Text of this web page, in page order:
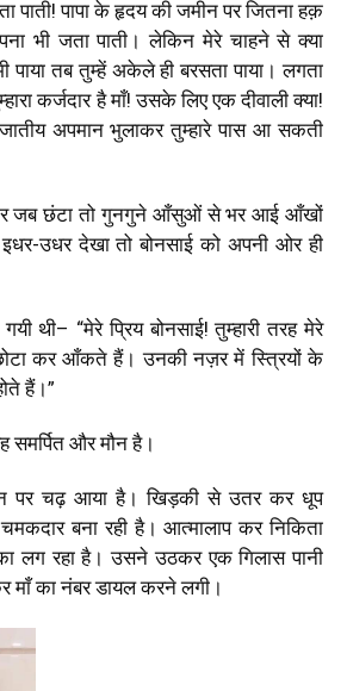
पाती! पापा के हृदय की जमीन पर जितना हक़
भी जता पाती। लेकिन मेरे चाहने से क्या
पाया तब तुम्हें अकेले ही बरसता पाया। लगता
कर्जदार है माँ! उसके लिए एक दीवाली क्या!
जातीय अपमान भुलाकर तुम्हारे पास आ सकती
जब छंटा तो गुनगुने आँसुओं से भर आई आँखों
उधर देखा तो बोनसाई को अपनी ओर ही
थी– “मेरे प्रिय बोनसाई! तुम्हारी तरह मेरे
कर आँकते हैं। उनकी नज़र में स्त्रियों के
हैं।”
समर्पित और मौन है।
पर चढ़ आया है। खिड़की से उतर कर धूप
चमकदार बना रही है। आत्मालाप कर निकिता
लग रहा है। उसने उठकर एक गिलास पानी
माँ का नंबर डायल करने लगी।